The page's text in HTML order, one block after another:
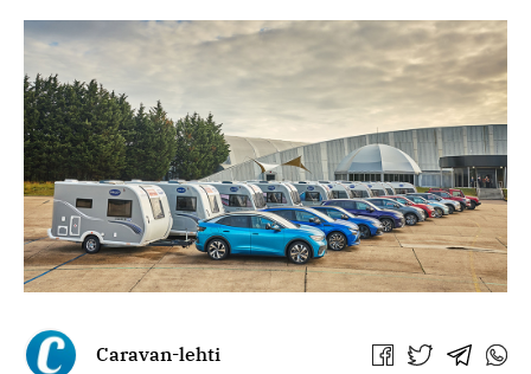
Caravan-lehti
Jaa Jaa Jaa Jaa